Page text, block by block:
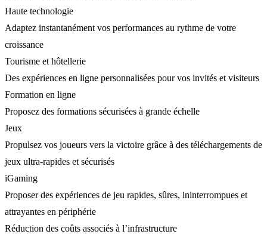
Haute technologie
Adaptez instantanément vos performances au rythme de votre
croissance
Tourisme et hôtellerie
Des expériences en ligne personnalisées pour vos invités et visiteurs
Formation en ligne
Proposez des formations sécurisées à grande échelle
Jeux
Propulsez vos joueurs vers la victoire grâce à des téléchargements de
jeux ultra-rapides et sécurisés
iGaming
Proposer des expériences de jeu rapides, sûres, ininterrompues et
attrayantes en périphérie
Réduction des coûts associés à l’infrastructure